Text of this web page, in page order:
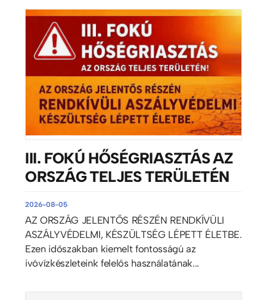
III. FOKÚ HŐSÉGRIASZTÁS AZ
ORSZÁG TELJES TERÜLETÉN
2026-08-05
AZ ORSZÁG JELENTŐS RÉSZÉN RENDKÍVÜLI
ASZÁLYVÉDELMI, KÉSZÜLTSÉG LÉPETT ÉLETBE.
Ezen időszakban kiemelt fontosságú az
ivóvízkészleteink felelős használatának...